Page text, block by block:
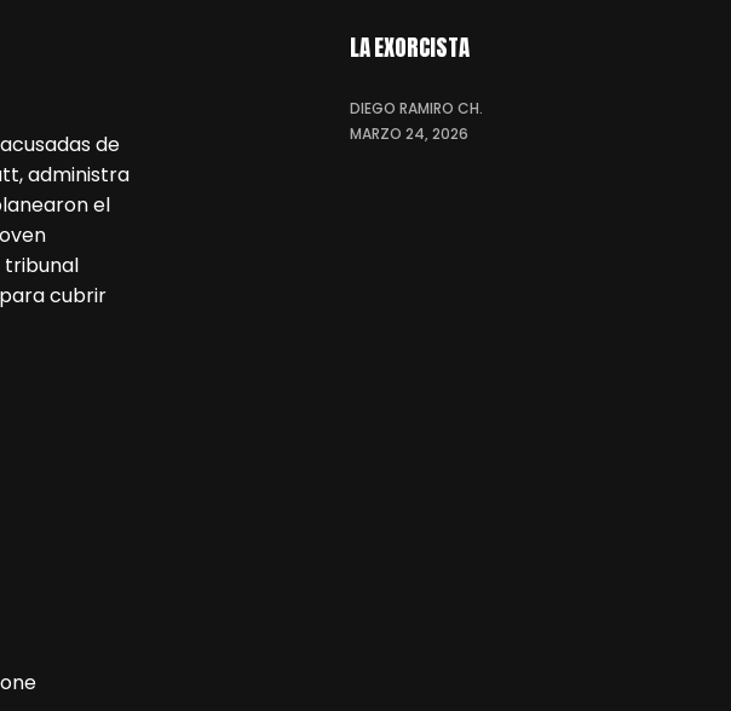
de
administra
el
tribunal
cubrir
LA EXORCISTA
DIEGO RAMIRO CH.
MARZO 24, 2026